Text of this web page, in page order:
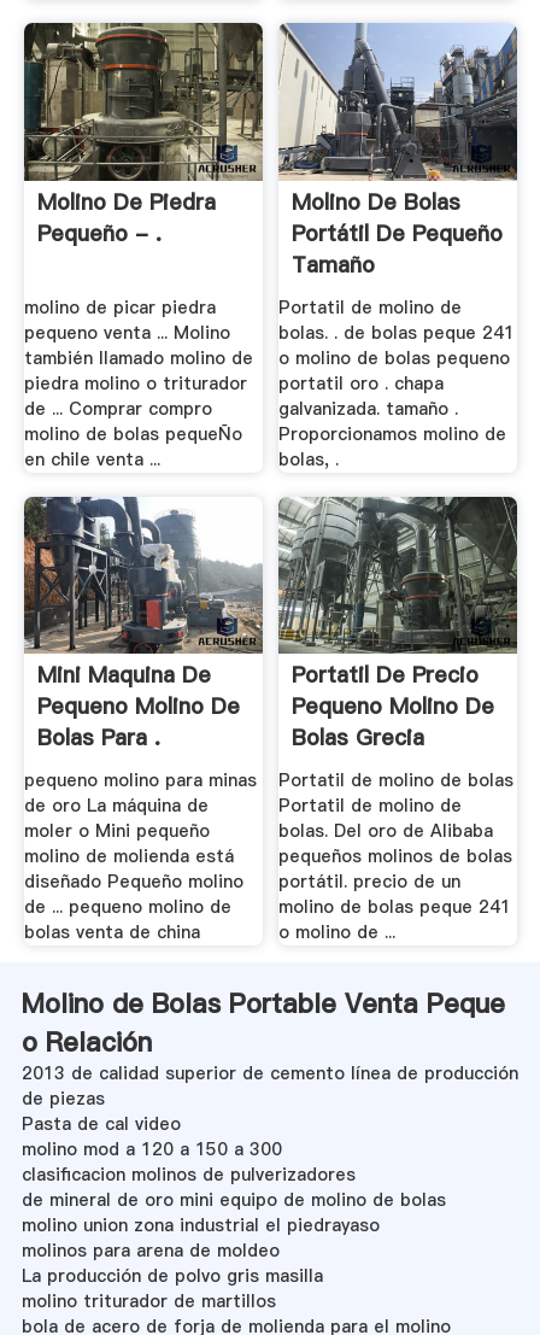
Molino De Piedra
Pequeño - .
molino de picar piedra
pequeno venta ... Molino
también llamado molino de
piedra molino o triturador
de ... Comprar compro
molino de bolas pequeÑo
en chile venta ...
Molino De Bolas
Portátil De Pequeño
Tamaño
Portatil de molino de
bolas. . de bolas peque 241
o molino de bolas pequeno
portatil oro . chapa
galvanizada. tamaño .
Proporcionamos molino de
bolas, .
Mini Maquina De
Pequeno Molino De
Bolas Para .
pequeno molino para minas
de oro La máquina de
moler o Mini pequeño
molino de molienda está
diseñado Pequeño molino
de ... pequeno molino de
bolas venta de china
Portatil De Precio
Pequeno Molino De
Bolas Grecia
Portatil de molino de bolas
Portatil de molino de
bolas. Del oro de Alibaba
pequeños molinos de bolas
portátil. precio de un
molino de bolas peque 241
o molino de ...
Molino de Bolas Portable Venta Peque
o Relación
2013 de calidad superior de cemento línea de producción
de piezas
Pasta de cal video
molino mod a 120 a 150 a 300
clasificacion molinos de pulverizadores
de mineral de oro mini equipo de molino de bolas
molino union zona industrial el piedrayaso
molinos para arena de moldeo
La producción de polvo gris masilla
molino triturador de martillos
bola de acero de forja de molienda para el molino